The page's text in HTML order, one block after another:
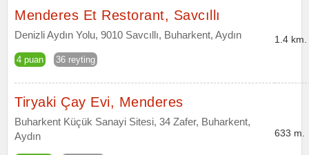
Menderes Et Restorant, Savcıllı
Denizli Aydın Yolu, 9010 Savcıllı, Buharkent, Aydın
4 puan 36 reyting
1.4 km.
Tiryaki Çay Evi, Menderes
Buharkent Küçük Sanayi Sitesi, 34 Zafer, Buharkent,
Aydın
633 m.